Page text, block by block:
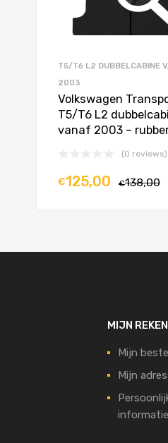
T5/T6 L2 DUBBELCABINE
2003
Volkswagen
T5/T6 L2
vanaf 2003 –
(0 reviews)
€138,00
€125,00
MIJN
Mijn
Mijn
informatie